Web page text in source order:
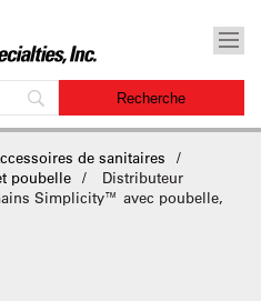
de sanitaires
poubelle
Distributeur
Simplicity™ avec poubelle,